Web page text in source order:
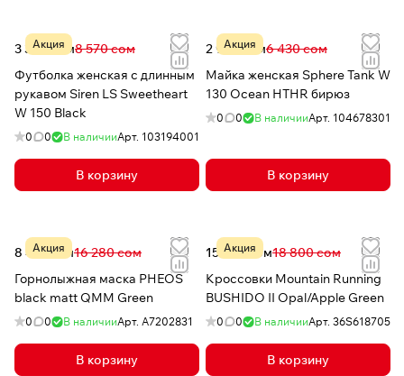
Акция
3 364 сом8 570 сом
Футболка женская с длинным
рукавом Siren LS Sweetheart
W 150 Black
0 0 В наличииАрт. 103194001
В корзину
Акция
2 962 сом6 430 сом
Майка женская Sphere Tank W
130 Ocean HTHR бирюз
0 0 В наличииАрт. 104678301
В корзину
Акция
8 413 сом16 280 сом
Горнолыжная маска PHEOS
black matt QMM Green
0 0 В наличииАрт. A7202831
В корзину
Акция
15 039 сом18 800 сом
Кроссовки Mountain Running
BUSHIDO II Opal/Apple Green
0 0 В наличииАрт. 36S618705
В корзину